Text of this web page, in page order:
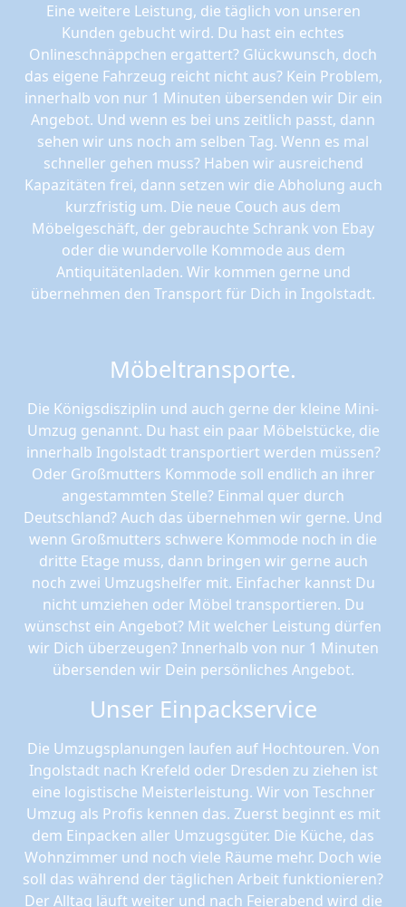
Eine weitere Leistung, die täglich von unseren
Kunden gebucht wird. Du hast ein echtes
Onlineschnäppchen ergattert? Glückwunsch, doch
das eigene Fahrzeug reicht nicht aus? Kein Problem,
innerhalb von nur 1 Minuten übersenden wir Dir ein
Angebot. Und wenn es bei uns zeitlich passt, dann
sehen wir uns noch am selben Tag. Wenn es mal
schneller gehen muss? Haben wir ausreichend
Kapazitäten frei, dann setzen wir die Abholung auch
kurzfristig um. Die neue Couch aus dem
Möbelgeschäft, der gebrauchte Schrank von Ebay
oder die wundervolle Kommode aus dem
Antiquitätenladen. Wir kommen gerne und
übernehmen den Transport für Dich in Ingolstadt.
Möbeltransporte.
Die Königsdisziplin und auch gerne der kleine Mini-
Umzug genannt. Du hast ein paar Möbelstücke, die
innerhalb Ingolstadt transportiert werden müssen?
Oder Großmutters Kommode soll endlich an ihrer
angestammten Stelle? Einmal quer durch
Deutschland? Auch das übernehmen wir gerne. Und
wenn Großmutters schwere Kommode noch in die
dritte Etage muss, dann bringen wir gerne auch
noch zwei Umzugshelfer mit. Einfacher kannst Du
nicht umziehen oder Möbel transportieren. Du
wünschst ein Angebot? Mit welcher Leistung dürfen
wir Dich überzeugen? Innerhalb von nur 1 Minuten
übersenden wir Dein persönliches Angebot.
Unser Einpackservice
Die Umzugsplanungen laufen auf Hochtouren. Von
Ingolstadt nach Krefeld oder Dresden zu ziehen ist
eine logistische Meisterleistung. Wir von Teschner
Umzug als Profis kennen das. Zuerst beginnt es mit
dem Einpacken aller Umzugsgüter. Die Küche, das
Wohnzimmer und noch viele Räume mehr. Doch wie
soll das während der täglichen Arbeit funktionieren?
Der Alltag läuft weiter und nach Feierabend wird die